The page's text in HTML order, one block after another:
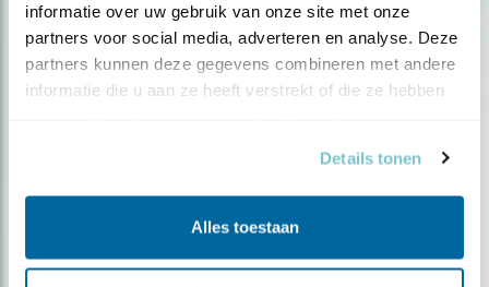
informatie over uw gebruik van onze site met onze
partners voor social media, adverteren en analyse. Deze
partners kunnen deze gegevens combineren met andere
informatie die u aan ze heeft verstrekt of die ze hebben
Details tonen
Alles toestaan